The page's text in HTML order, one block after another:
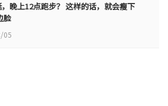
，晚上12点跑步？ 这样的话，就会瘦下
脸
05